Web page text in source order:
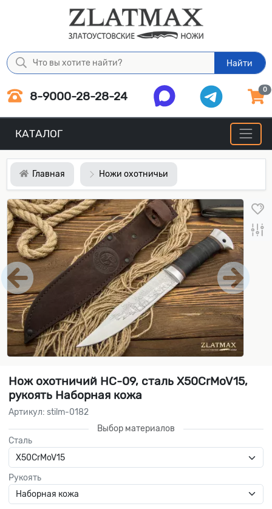
Найти
8-9000-28-28-24 0
КАТАЛОГ
Главная Ножи охотничьи
Нож охотничий НС-09, сталь X50CrMoV15,
рукоять Наборная кожа
Артикул: stilm-0182
Выбор материалов
Сталь
Рукоять